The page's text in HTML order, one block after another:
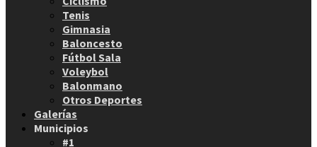
Tenis
Gimnasia
Baloncesto
Fútbol Sala
Voleybol
Balonmano
Otros Deportes
Galerías
Municipios
#1